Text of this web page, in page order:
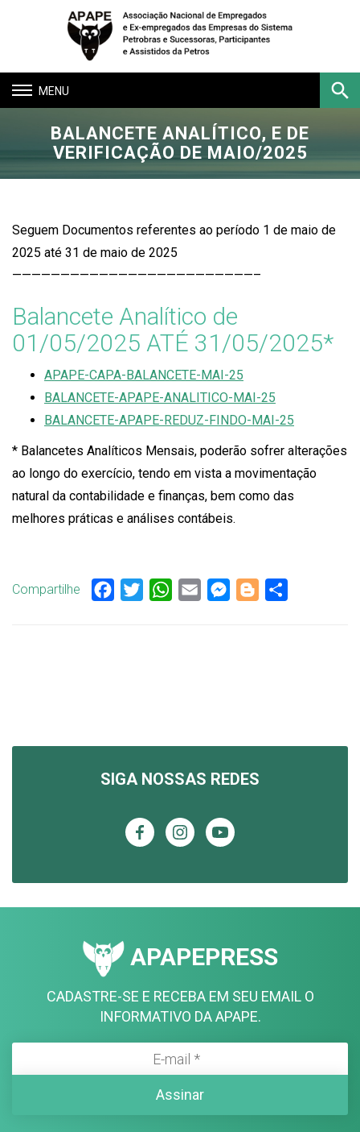
Toggle
navigation
Buscar
BALANCETE ANALÍTICO, E DE
VERIFICAÇÃO DE MAIO/2025
Seguem Documentos referentes ao período 1 de maio de
2025 até 31 de maio de 2025
—————————————————————————–
Balancete Analítico de
01/05/2025 ATÉ 31/05/2025*
APAPE-CAPA-BALANCETE-MAI-25
BALANCETE-APAPE-ANALITICO-MAI-25
BALANCETE-APAPE-REDUZ-FINDO-MAI-25
* Balancetes Analíticos Mensais, poderão sofrer alterações
ao longo do exercício, tendo em vista a movimentação
natural da contabilidade e finanças, bem como das
melhores práticas e análises contábeis.
Compartilhe Facebook
TwitterWhatsApp
Email Messenger
Blogger
SIGA NOSSAS REDES
APAPEPRESS
CADASTRE-SE E RECEBA EM SEU EMAIL O
INFORMATIVO DA APAPE.